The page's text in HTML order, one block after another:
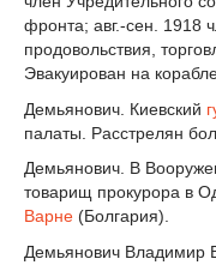
фронта; авг.-сен. 1918
продовольствия,
Эвакуирован на
Демьянович. Киевский
палаты. Расстрелян
Демьянович. В
товарищ прокурора в
Варне (Болгария).
Демьянович Владимир